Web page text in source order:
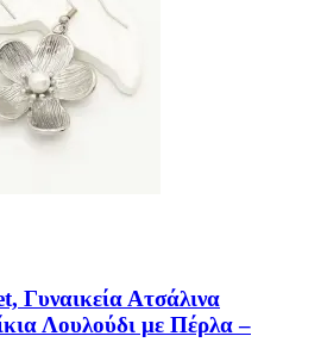
Γυναικεία Ατσάλινα
Λουλούδι με Πέρλα –